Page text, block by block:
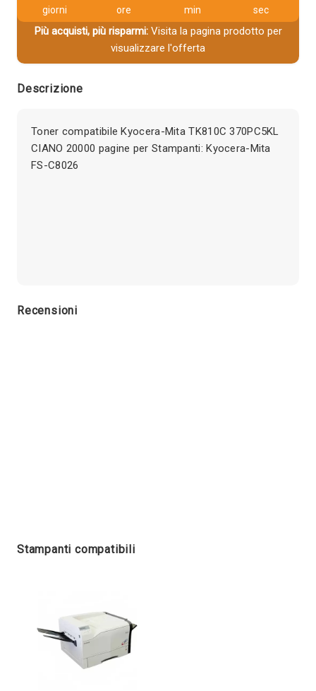
giorni ore min sec
Più acquisti, più risparmi:Visita la pagina prodotto per
visualizzare l'offerta
Descrizione
Toner compatibile Kyocera-Mita TK810C 370PC5KL
CIANO 20000 pagine per Stampanti: Kyocera-Mita
FS-C8026
Recensioni
Stampanti compatibili